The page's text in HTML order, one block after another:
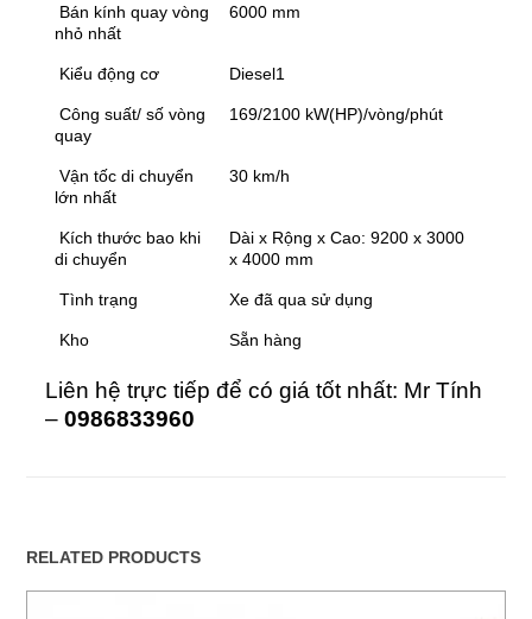
Bán kính quay vòng
nhỏ nhất
6000 mm
Kiểu động cơ Diesel1
Công suất/ số vòng
quay
169/2100 kW(HP)/vòng/phút
Vận tốc di chuyển
lớn nhất
30 km/h
Kích thước bao khi
di chuyển
Dài x Rộng x Cao: 9200 x 3000
x 4000 mm
Tình trạng Xe đã qua sử dụng
Kho Sẵn hàng
Liên hệ trực tiếp để có giá tốt nhất: Mr Tính
–0986833960
RELATED PRODUCTS